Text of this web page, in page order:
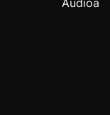
Audioa